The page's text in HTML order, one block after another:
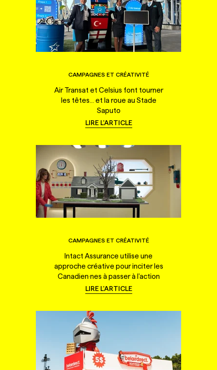
CAMPAGNES ET CRÉATIVITÉ
Air Transat et Celsius font tourner
les têtes... et la roue au Stade
Saputo
LIRE L'ARTICLE
CAMPAGNES ET CRÉATIVITÉ
Intact Assurance utilise une
approche créative pour inciter les
Canadien·nes à passer à l'action
LIRE L'ARTICLE